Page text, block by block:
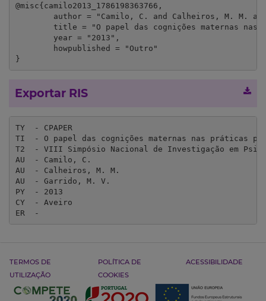
@misc{camilo2013_1786198363766,
}
Exportar RIS
TY  - CPAPER
TI  - O papel das cognições maternas nas práticas
T2  - VIII Simpósio Nacional de Investigação em
AU  - Camilo, C.
AU  - Calheiros, M. M.
AU  - Garrido, M. V.
PY  - 2013
CY  - Aveiro
ER  -
TERMOS DE
UTILIZAÇÃO
POLÍTICA DE
COOKIES
ACESSIBILIDADE